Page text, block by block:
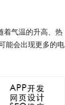
着气温的升高、热
能会出现更多的电